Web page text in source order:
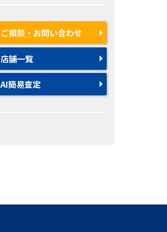
ご相談・お問い合わせ
店舗一覧
AI簡易査定